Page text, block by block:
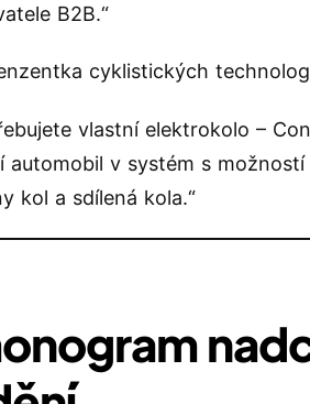
B2B.“
cyklistických
vlastní elektrokolo –
automobil v systém s
kol a sdílená kola.“